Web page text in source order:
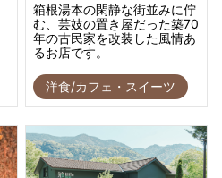
箱根湯本の閑静な街並みに佇
む、芸妓の置き屋だった築70
年の古民家を改装した風情あ
るお店です。
洋食/カフェ・スイーツ